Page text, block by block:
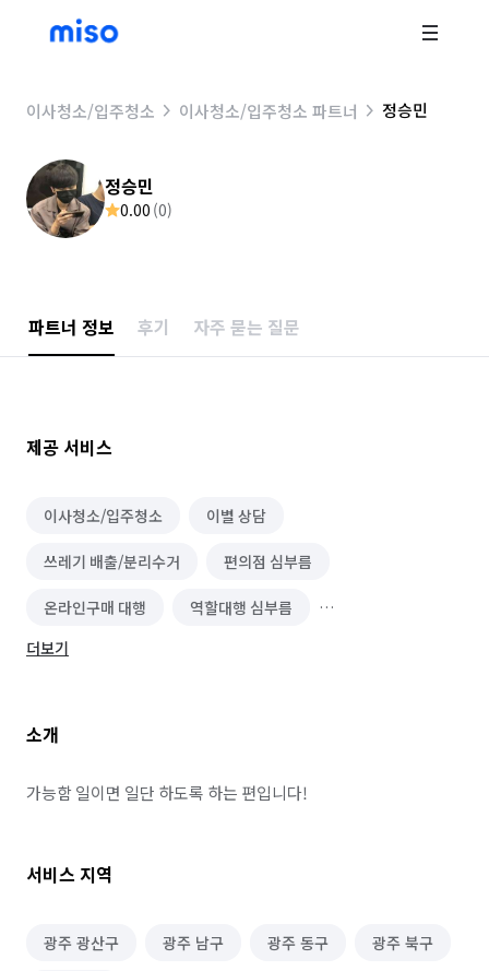
이사청소/입주청소 이사청소/입주청소 파트너 정승민
정승민
0.00 (0)
파트너 정보 후기 자주 묻는 질문
제공 서비스
이사청소/입주청소 이별 상담
쓰레기 배출/분리수거 편의점 심부름
온라인구매 대행 역할대행 심부름
마트장보기 심부름
하객 대행
이색테마·키즈카페 알바 영화·공연·전시장 알바
단기 문화·여가·생활 알바
더보기
소개
가능함 일이면 일단 하도록 하는 편입니다!
서비스 지역
광주 광산구 광주 남구 광주 동구 광주 북구